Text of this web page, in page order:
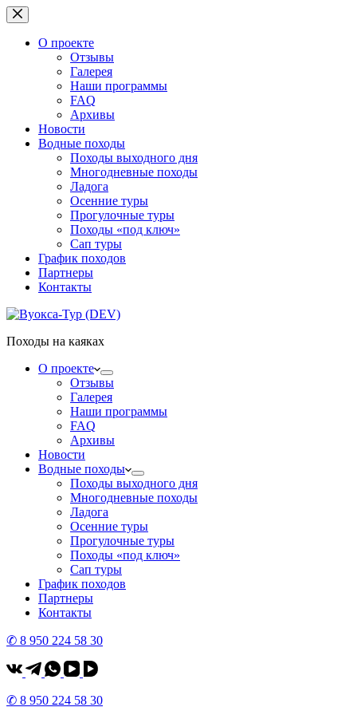
Перейти
к
сути
О проекте
Отзывы
Галерея
Наши программы
FAQ
Архивы
Новости
Водные походы
Походы выходного дня
Многодневные походы
Ладога
Осенние туры
Прогулочные туры
Походы «под ключ»
Сап туры
График походов
Партнеры
Контакты
Походы на каяках
О проекте
Отзывы
Галерея
Наши программы
FAQ
Архивы
Новости
Водные походы
Походы выходного дня
Многодневные походы
Ладога
Осенние туры
Прогулочные туры
Походы «под ключ»
Сап туры
График походов
Партнеры
Контакты
✆ 8 950 224 58 30
✆ 8 950 224 58 30